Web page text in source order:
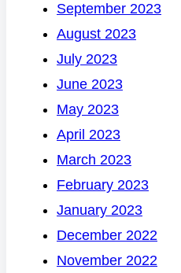
September 2023
August 2023
July 2023
June 2023
May 2023
April 2023
March 2023
February 2023
January 2023
December 2022
November 2022